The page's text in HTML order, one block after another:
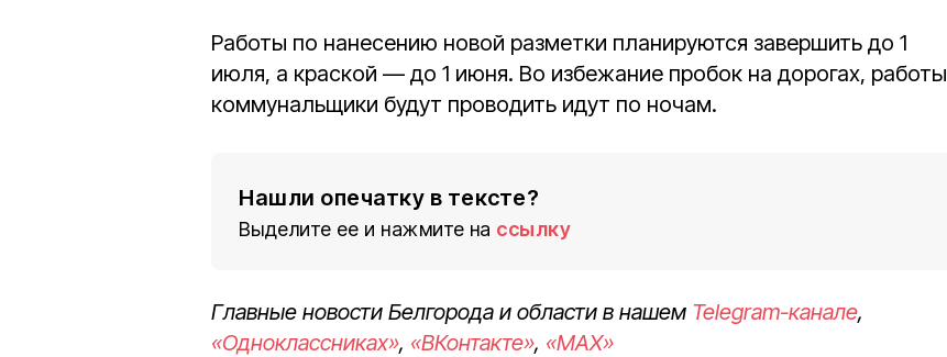
Работы по нанесению новой разметки планируются завершить до 1
июля, а краской — до 1 июня. Во избежание пробок на дорогах, работы
коммунальщики будут проводить идут по ночам.
Нашли опечатку в тексте?
Выделите ее и нажмите на ссылку
Главные новости Белгорода и области в нашем Telegram-канале,
«Одноклассниках», «ВКонтакте», «MAX»